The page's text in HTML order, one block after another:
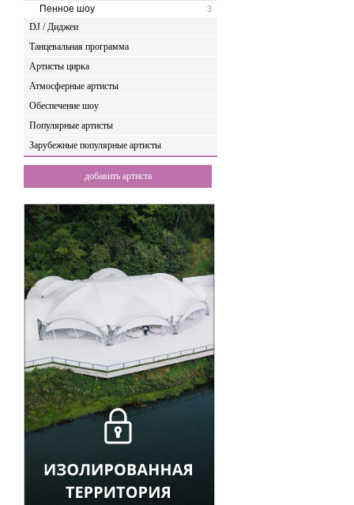
3
Пенное шоу
DJ / Диджеи
Танцевальная программа
Артисты цирка
Атмосферные артисты
Обеспечение шоу
Популярные артисты
Зарубежные популярные артисты
добавить артиста